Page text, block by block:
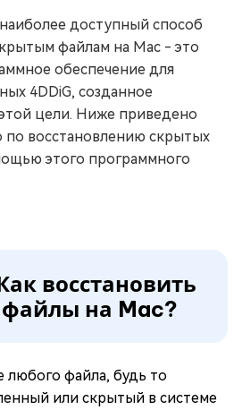
доступный способ
файлам на Mac - это
обеспечение для
4DDiG, созданное
цели. Ниже приведено
по восстановлению скрытых
этого программного
восстановить
на Mac?
любого файла, будь то
или скрытый в системе